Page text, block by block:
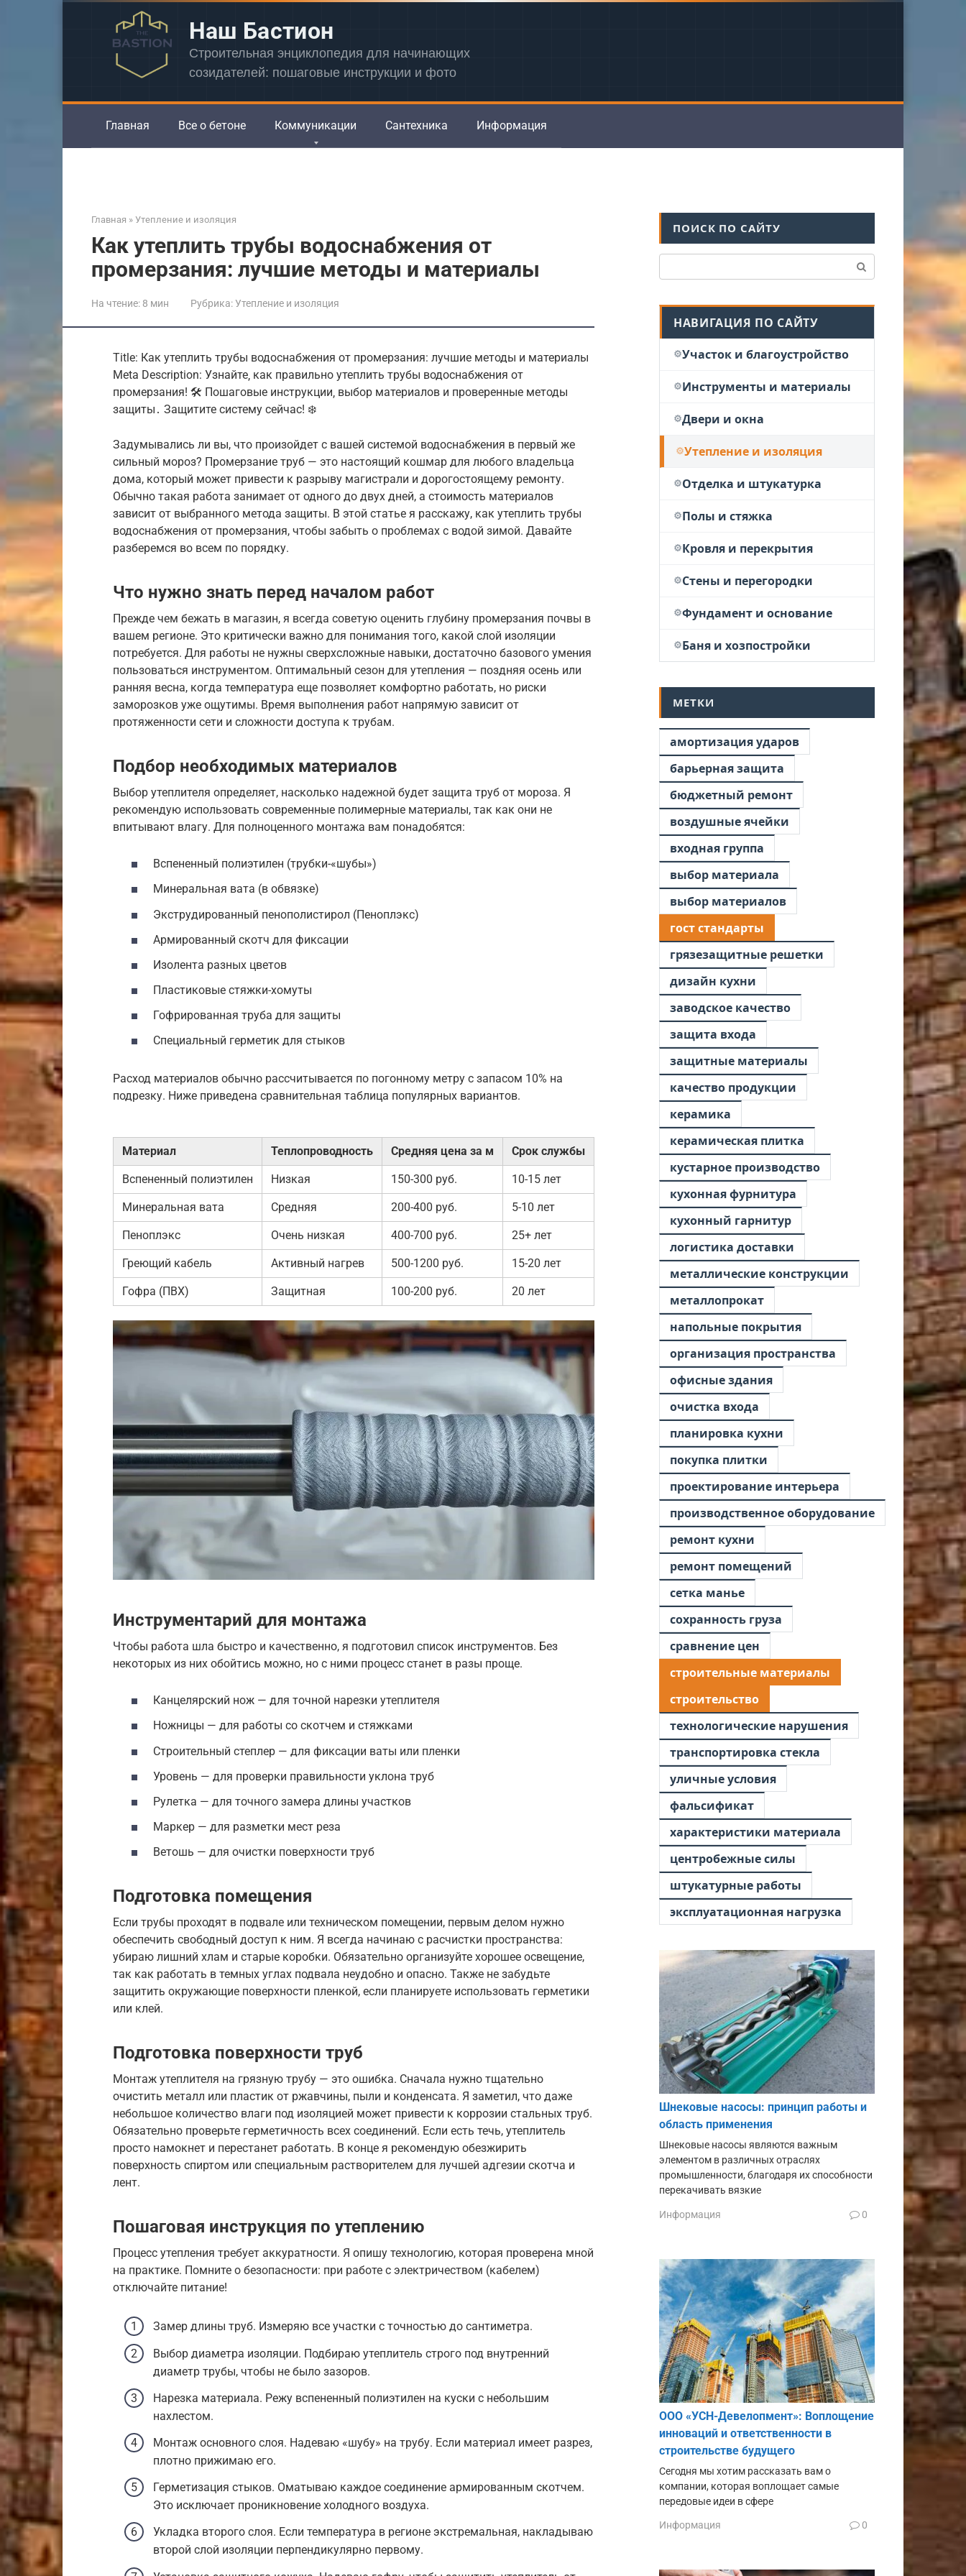
Наш Бастион
Строительная энциклопедия для начинающих
созидателей: пошаговые инструкции и фото
Главная Все о бетоне Коммуникации Сантехника Информация
Главная » Утепление и изоляция
Как утеплить трубы водоснабжения от
промерзания: лучшие методы и материалы
На чтение: 8 мин Рубрика:Утепление и изоляция
Title: Как утеплить трубы водоснабжения от промерзания: лучшие методы и материалы
Meta Description: Узнайте‚ как правильно утеплить трубы водоснабжения от
промерзания! 🛠️ Пошаговые инструкции‚ выбор материалов и проверенные методы
защиты․ Защитите систему сейчас! ❄️
Задумывались ли вы, что произойдет с вашей системой водоснабжения в первый же
сильный мороз? Промерзание труб — это настоящий кошмар для любого владельца
дома, который может привести к разрыву магистрали и дорогостоящему ремонту.
Обычно такая работа занимает от одного до двух дней, а стоимость материалов
зависит от выбранного метода защиты. В этой статье я расскажу, как утеплить трубы
водоснабжения от промерзания, чтобы забыть о проблемах с водой зимой. Давайте
разберемся во всем по порядку.
Что нужно знать перед началом работ
Прежде чем бежать в магазин, я всегда советую оценить глубину промерзания почвы в
вашем регионе. Это критически важно для понимания того, какой слой изоляции
потребуется. Для работы не нужны сверхсложные навыки, достаточно базового умения
пользоваться инструментом. Оптимальный сезон для утепления — поздняя осень или
ранняя весна, когда температура еще позволяет комфортно работать, но риски
заморозков уже ощутимы. Время выполнения работ напрямую зависит от
протяженности сети и сложности доступа к трубам.
Подбор необходимых материалов
Выбор утеплителя определяет, насколько надежной будет защита труб от мороза. Я
рекомендую использовать современные полимерные материалы, так как они не
впитывают влагу. Для полноценного монтажа вам понадобятся:
Вспененный полиэтилен (трубки-«шубы»)
Минеральная вата (в обвязке)
Экструдированный пенополистирол (Пеноплэкс)
Армированный скотч для фиксации
Изолента разных цветов
Пластиковые стяжки-хомуты
Гофрированная труба для защиты
Специальный герметик для стыков
Расход материалов обычно рассчитывается по погонному метру с запасом 10% на
подрезку. Ниже приведена сравнительная таблица популярных вариантов.
Материал Теплопроводность Средняя цена за м Срок службы
Вспененный полиэтилен Низкая 150-300 руб. 10-15 лет
Минеральная вата Средняя 200-400 руб. 5-10 лет
Пеноплэкс Очень низкая 400-700 руб. 25+ лет
Греющий кабель Активный нагрев 500-1200 руб. 15-20 лет
Гофра (ПВХ) Защитная 100-200 руб. 20 лет
Инструментарий для монтажа
Чтобы работа шла быстро и качественно, я подготовил список инструментов. Без
некоторых из них обойтись можно, но с ними процесс станет в разы проще.
Канцелярский нож — для точной нарезки утеплителя
Ножницы — для работы со скотчем и стяжками
Строительный степлер — для фиксации ваты или пленки
Уровень — для проверки правильности уклона труб
Рулетка — для точного замера длины участков
Маркер — для разметки мест реза
Ветошь — для очистки поверхности труб
Подготовка помещения
Если трубы проходят в подвале или техническом помещении, первым делом нужно
обеспечить свободный доступ к ним. Я всегда начинаю с расчистки пространства:
убираю лишний хлам и старые коробки. Обязательно организуйте хорошее освещение,
так как работать в темных углах подвала неудобно и опасно. Также не забудьте
защитить окружающие поверхности пленкой, если планируете использовать герметики
или клей.
Подготовка поверхности труб
Монтаж утеплителя на грязную трубу — это ошибка. Сначала нужно тщательно
очистить металл или пластик от ржавчины, пыли и конденсата. Я заметил, что даже
небольшое количество влаги под изоляцией может привести к коррозии стальных труб.
Обязательно проверьте герметичность всех соединений. Если есть течь, утеплитель
просто намокнет и перестанет работать. В конце я рекомендую обезжирить
поверхность спиртом или специальным растворителем для лучшей адгезии скотча и
лент.
Пошаговая инструкция по утеплению
Процесс утепления требует аккуратности. Я опишу технологию, которая проверена мной
на практике. Помните о безопасности: при работе с электричеством (кабелем)
отключайте питание!
Замер длины труб. Измеряю все участки с точностью до сантиметра.
Выбор диаметра изоляции. Подбираю утеплитель строго под внутренний
диаметр трубы, чтобы не было зазоров.
Нарезка материала. Режу вспененный полиэтилен на куски с небольшим
нахлестом.
Монтаж основного слоя. Надеваю «шубу» на трубу. Если материал имеет разрез,
плотно прижимаю его.
Герметизация стыков. Оматываю каждое соединение армированным скотчем.
Это исключает проникновение холодного воздуха.
Укладка второго слоя. Если температура в регионе экстремальная, накладываю
второй слой изоляции перпендикулярно первому.
ПОИСК ПО САЙТУ
НАВИГАЦИЯ ПО САЙТУ
Участок и благоустройство
Инструменты и материалы
Двери и окна
Утепление и изоляция
Отделка и штукатурка
Полы и стяжка
Кровля и перекрытия
Стены и перегородки
Фундамент и основание
Баня и хозпостройки
МЕТКИ
амортизация ударов
барьерная защита
бюджетный ремонт
воздушные ячейки
входная группа
выбор материала
выбор материалов
гост стандарты
грязезащитные решетки
дизайн кухни
заводское качество
защита входа
защитные материалы
качество продукции
керамика
керамическая плитка
кустарное производство
кухонная фурнитура
кухонный гарнитур
логистика доставки
металлические конструкции
металлопрокат
напольные покрытия
организация пространства
офисные здания
очистка входа
планировка кухни
покупка плитки
проектирование интерьера
производственное оборудование
ремонт кухни
ремонт помещений
сетка манье
сохранность груза
сравнение цен
строительные материалы
строительство
технологические нарушения
транспортировка стекла
уличные условия
фальсификат
характеристики материала
центробежные силы
штукатурные работы
эксплуатационная нагрузка
Шнековые насосы: принцип работы и
область применения
Шнековые насосы являются важным
элементом в различных отраслях
промышленности, благодаря их способности
перекачивать вязкие
Информация 0
ООО «УСН-Девелопмент»: Воплощение
инноваций и ответственности в
строительстве будущего
Сегодня мы хотим рассказать вам о
компании, которая воплощает самые
передовые идеи в сфере
Информация 0